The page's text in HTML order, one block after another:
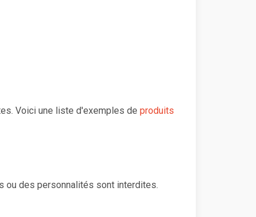
Voici une liste d'exemples de produits
ou des personnalités sont interdites.